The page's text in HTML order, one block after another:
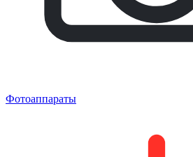
Фотоаппараты